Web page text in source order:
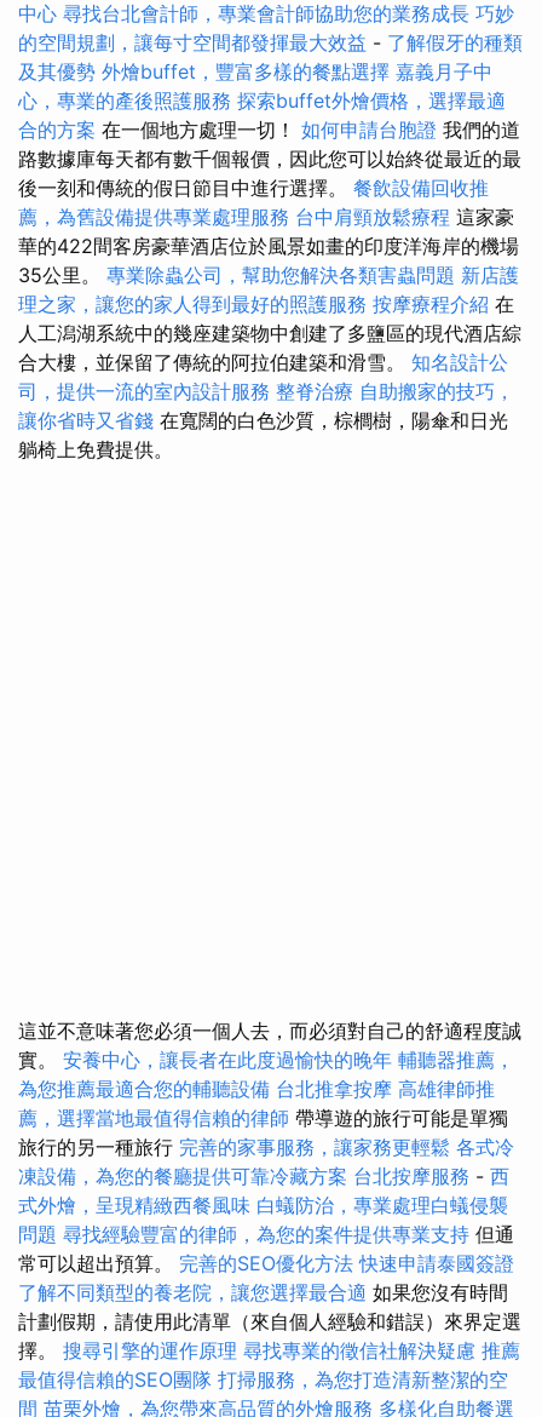
中心 尋找台北會計師，專業會計師協助您的業務成長 巧妙
的空間規劃，讓每寸空間都發揮最大效益 - 了解假牙的種類
及其優勢 外燴buffet，豐富多樣的餐點選擇 嘉義月子中
心，專業的產後照護服務 探索buffet外燴價格，選擇最適
合的方案 在一個地方處理一切！ 如何申請台胞證 我們的道
路數據庫每天都有數千個報價，因此您可以始終從最近的最
後一刻和傳統的假日節目中進行選擇。 餐飲設備回收推
薦，為舊設備提供專業處理服務 台中肩頸放鬆療程 這家豪
華的422間客房豪華酒店位於風景如畫的印度洋海岸的機場
35公里。 專業除蟲公司，幫助您解決各類害蟲問題 新店護
理之家，讓您的家人得到最好的照護服務 按摩療程介紹 在
人工潟湖系統中的幾座建築物中創建了多鹽區的現代酒店綜
合大樓，並保留了傳統的阿拉伯建築和滑雪。 知名設計公
司，提供一流的室內設計服務 整脊治療 自助搬家的技巧，
讓你省時又省錢 在寬闊的白色沙質，棕櫚樹，陽傘和日光
躺椅上免費提供。
這並不意味著您必須一個人去，而必須對自己的舒適程度誠
實。 安養中心，讓長者在此度過愉快的晚年 輔聽器推薦，
為您推薦最適合您的輔聽設備 台北推拿按摩 高雄律師推
薦，選擇當地最值得信賴的律師 帶導遊的旅行可能是單獨
旅行的另一種旅行 完善的家事服務，讓家務更輕鬆 各式冷
凍設備，為您的餐廳提供可靠冷藏方案 台北按摩服務 - 西
式外燴，呈現精緻西餐風味 白蟻防治，專業處理白蟻侵襲
問題 尋找經驗豐富的律師，為您的案件提供專業支持 但通
常可以超出預算。 完善的SEO優化方法 快速申請泰國簽證
了解不同類型的養老院，讓您選擇最合適 如果您沒有時間
計劃假期，請使用此清單（來自個人經驗和錯誤）來界定選
擇。 搜尋引擎的運作原理 尋找專業的徵信社解決疑慮 推薦
最值得信賴的SEO團隊 打掃服務，為您打造清新整潔的空
間 苗栗外燴，為您帶來高品質的外燴服務 多樣化自助餐選